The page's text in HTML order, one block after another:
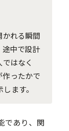
れる瞬間
途中で設計
はなく
ったかで
ます。
であり、関